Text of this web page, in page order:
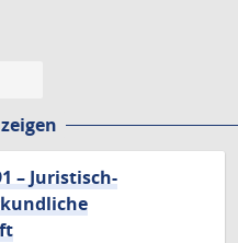
– Juristisch-